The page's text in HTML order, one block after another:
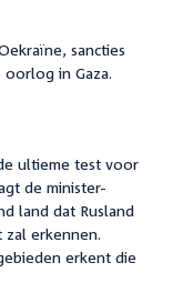
sancties
in Gaza.
ultieme test voor
de minister-
land dat Rusland
erkennen.
erkent die